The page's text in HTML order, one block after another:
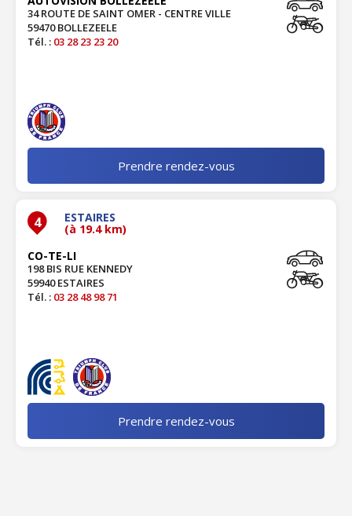
34 ROUTE DE SAINT OMER - CENTRE VILLE
59470 BOLLEZEELE
Tél. : 03 28 23 23 20
Prendre rendez-vous
4 ESTAIRES
(à 19.4 km)
CO-TE-LI
198 BIS RUE KENNEDY
59940 ESTAIRES
Tél. : 03 28 48 98 71
Prendre rendez-vous